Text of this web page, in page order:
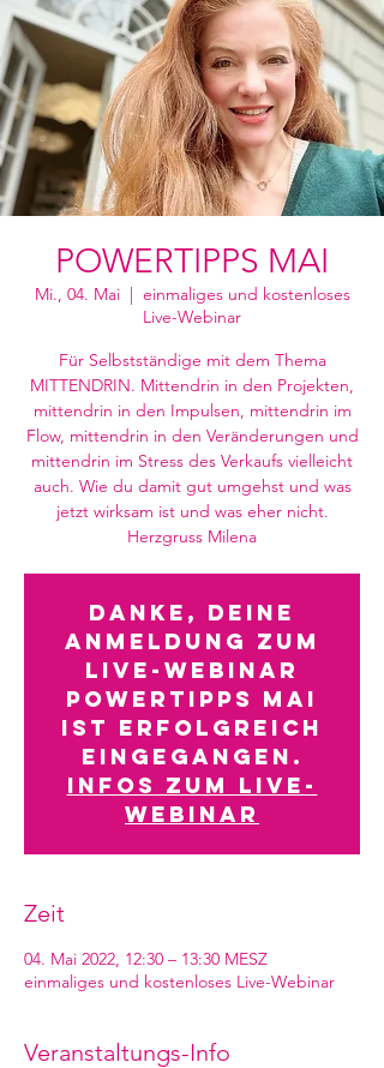
POWERTIPPS MAI
Mi., 04. Mai
  |
einmaliges und kostenloses
Live-Webinar
Für Selbstständige mit dem Thema
MITTENDRIN. Mittendrin in den Projekten,
mittendrin in den Impulsen, mittendrin im
Flow, mittendrin in den Veränderungen und
mittendrin im Stress des Verkaufs vielleicht
auch. Wie du damit gut umgehst und was
jetzt wirksam ist und was eher nicht.
Herzgruss Milena
Danke, deine
Anmeldung zum
Live-Webinar
POWERTIPPS MAI
ist erfolgreich
eingegangen.
Infos zum Live-
Webinar
Zeit
04. Mai 2022, 12:30 – 13:30 MESZ
einmaliges und kostenloses Live-Webinar
Veranstaltungs-Info